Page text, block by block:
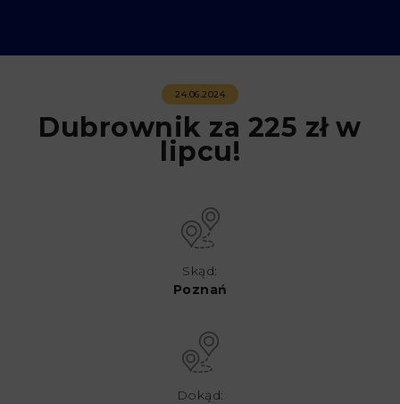
24.06.2024
Dubrownik za 225 zł w
lipcu!
Skąd:
Poznań
Dokąd: